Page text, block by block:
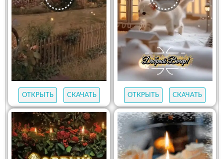
ОТКРЫТЬ СКАЧАТЬ ОТКРЫТЬ СКАЧАТЬ